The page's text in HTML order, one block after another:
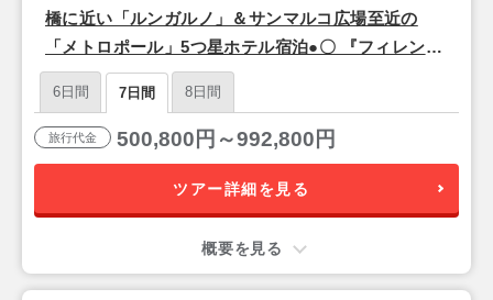
橋に近い「ルンガルノ」＆サンマルコ広場至近の
「メトロポール」5つ星ホテル宿泊●〇 『フィレンツ
ェ＆ベネチア』7日間【羽田または成田午前発/エー
ルフランス利用】
6日間 7日間 8日間
旅行代金 500,800円～992,800円
ツアー詳細を見る
概要を見る